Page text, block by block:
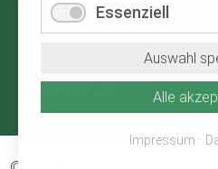
RECHTLICHE HINWEISE
überspringen
Datenschutz
Essenziell
Auswahl
Alle
Impressum